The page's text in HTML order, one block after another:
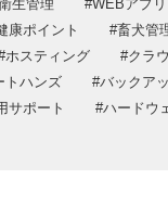
バシーポリシー
生管理 WEBアプリ
康ポイント 畜犬管
ホスティング クラ
トハンズ バックア
サポート ハードウ